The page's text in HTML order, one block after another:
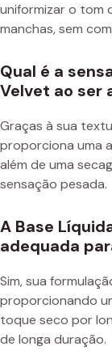
uniformizar o tom
manchas, sem
Qual é a
Velvet ao ser
Graças à sua
proporciona uma
além de uma
sensação pesada.
A Base
adequada
Sim, sua
proporcionando
toque seco por
de longa duração.